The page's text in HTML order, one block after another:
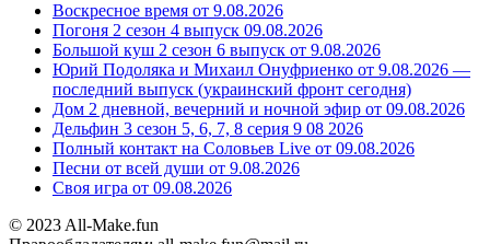
Воскресное время от 9.08.2026
Погоня 2 сезон 4 выпуск 09.08.2026
Большой куш 2 сезон 6 выпуск от 9.08.2026
Юрий Подоляка и Михаил Онуфриенко от 9.08.2026 —
последний выпуск (украинский фронт сегодня)
Дом 2 дневной, вечерний и ночной эфир от 09.08.2026
Дельфин 3 сезон 5, 6, 7, 8 серия 9 08 2026
Полный контакт на Соловьев Live от 09.08.2026
Песни от всей души от 9.08.2026
Своя игра от 09.08.2026
© 2023 All-Make.fun